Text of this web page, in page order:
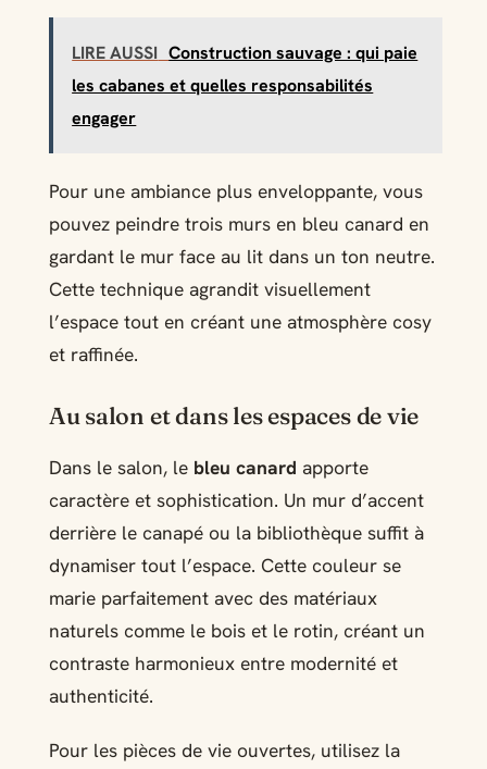
LIRE AUSSI Construction sauvage : qui paie
les cabanes et quelles responsabilités
engager
Pour une ambiance plus enveloppante, vous
pouvez peindre trois murs en bleu canard en
gardant le mur face au lit dans un ton neutre.
Cette technique agrandit visuellement
l’espace tout en créant une atmosphère cosy
et raffinée.
Au salon et dans les espaces de vie
Dans le salon, le bleu canard apporte
caractère et sophistication. Un mur d’accent
derrière le canapé ou la bibliothèque suffit à
dynamiser tout l’espace. Cette couleur se
marie parfaitement avec des matériaux
naturels comme le bois et le rotin, créant un
contraste harmonieux entre modernité et
authenticité.
Pour les pièces de vie ouvertes, utilisez la